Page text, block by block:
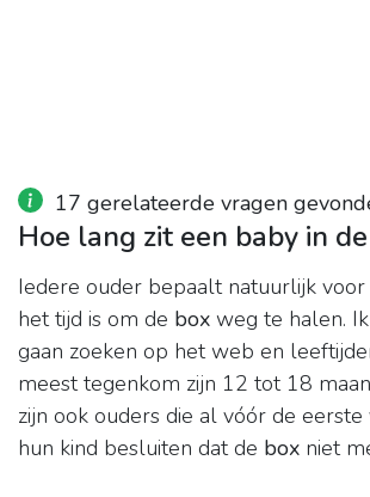
17 gerelateerde vragen
Hoe lang zit een baby in
Iedere ouder bepaalt natuurlijk voor
het tijd is om de box weg te halen.
gaan zoeken op het web en
meest tegenkom zijn 12 tot 18
zijn ook ouders die al vóór de eerste
hun kind besluiten dat de box niet